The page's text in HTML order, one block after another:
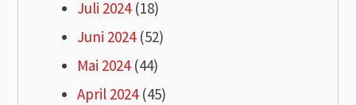
Juli 2024(18)
Juni 2024(52)
Mai 2024(44)
April 2024(45)